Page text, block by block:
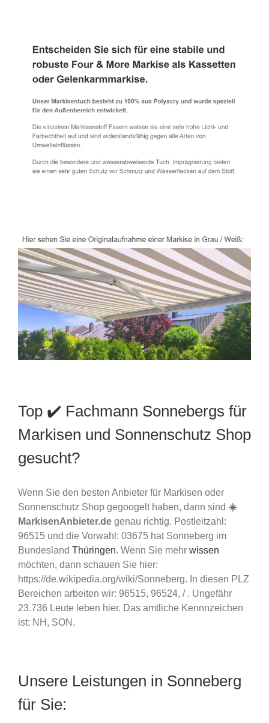
Top ✔️ Fachmann Sonnebergs für
Markisen und Sonnenschutz Shop
gesucht?
Wenn Sie den besten Anbieter für Markisen oder
Sonnenschutz Shop gegoogelt haben, dann sind ☀️
MarkisenAnbieter.de genau richtig. Postleitzahl:
96515 und die Vorwahl: 03675 hat Sonneberg im
Bundesland Thüringen. Wenn Sie mehr wissen
möchten, dann schauen Sie hier:
https://de.wikipedia.org/wiki/Sonneberg. In diesen PLZ
Bereichen arbeiten wir: 96515, 96524, / . Ungefähr
23.736 Leute leben hier. Das amtliche Kennnzeichen
ist: NH, SON.
Unsere Leistungen in Sonneberg
für Sie: